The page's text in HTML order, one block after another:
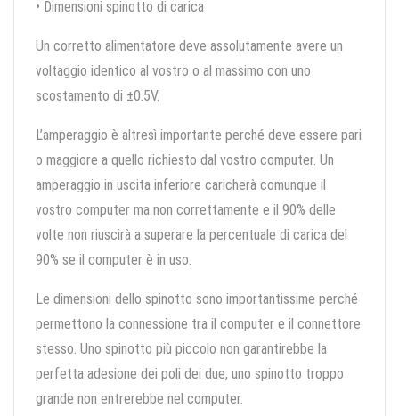
• Dimensioni spinotto di carica
Un corretto alimentatore deve assolutamente avere un
voltaggio identico al vostro o al massimo con uno
scostamento di ±0.5V.
L’amperaggio è altresì importante perché deve essere pari
o maggiore a quello richiesto dal vostro computer. Un
amperaggio in uscita inferiore caricherà comunque il
vostro computer ma non correttamente e il 90% delle
volte non riuscirà a superare la percentuale di carica del
90% se il computer è in uso.
Le dimensioni dello spinotto sono importantissime perché
permettono la connessione tra il computer e il connettore
stesso. Uno spinotto più piccolo non garantirebbe la
perfetta adesione dei poli dei due, uno spinotto troppo
grande non entrerebbe nel computer.